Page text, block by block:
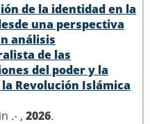
de la identidad en la
una perspectiva
análisis
de las
del poder y la
Revolución Islámica
.- , 2026.